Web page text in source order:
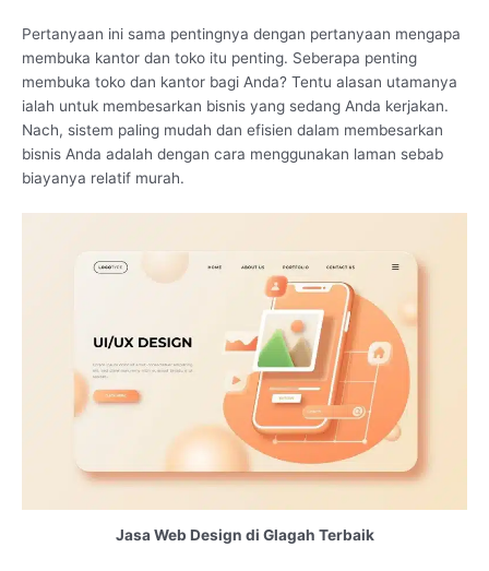
Pertanyaan ini sama pentingnya dengan pertanyaan mengapa
membuka kantor dan toko itu penting. Seberapa penting
membuka toko dan kantor bagi Anda? Tentu alasan utamanya
ialah untuk membesarkan bisnis yang sedang Anda kerjakan.
Nach, sistem paling mudah dan efisien dalam membesarkan
bisnis Anda adalah dengan cara menggunakan laman sebab
biayanya relatif murah.
Jasa Web Design di Glagah Terbaik